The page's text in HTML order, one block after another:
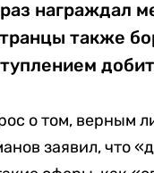
награждал
также
о том, верным
заявил, что